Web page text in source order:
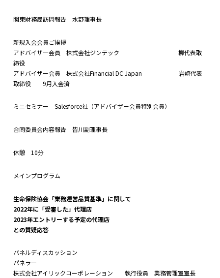
関東財務局訪問報告 水野理事長
新規入会会員ご挨拶
アドバイザー会員 株式会社ジンテック 柳代表取
締役
アドバイザー会員 株式会社Financial DC Japan 岩崎代表
取締役 9月入会済
ミニセミナー Salesforce社（アドバイザー会員特別会員）
合同委員会内容報告 皆川副理事長
休憩 10分
メインプログラム
生命保険協会「業務運営品質基準」に関して
2022年に「受審した」代理店
2023年エントリーする予定の代理店
との質疑応答
パネルディスカッション
パネラー
株式会社アイリックコーポレーション 執行役員 業務管理室室長